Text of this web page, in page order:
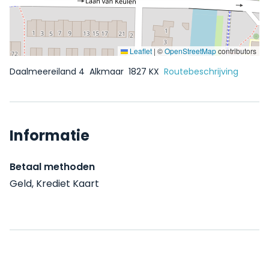
Leaflet | ©OpenStreetMapcontributors
Daalmeereiland 4 Alkmaar 1827 KX Routebeschrijving
Informatie
Betaal methoden
Geld, Krediet Kaart